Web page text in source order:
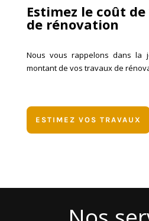
Estimez le coût
de rénovation
Nous vous rappelons dans la
montant de vos travaux de
ESTIMEZ VOS TRAVAUX